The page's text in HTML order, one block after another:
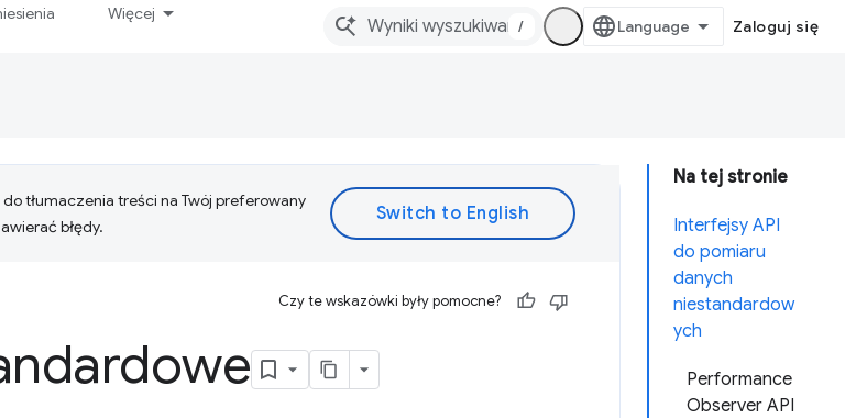
Więcej
/ Zaloguj się
Na tej stronie
Interfejsy API
do pomiaru
danych
niestandardow
ych
Performance
Observer API
tłumaczenia treści na Twój preferowany
błędy.
Czy te wskazówki były pomocne?